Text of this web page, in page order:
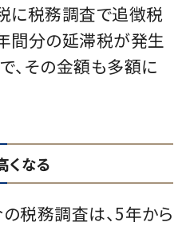
に税務調査で追徴税
間分の延滞税が発生
、その金額も多額に
なる
税務調査は、5年から